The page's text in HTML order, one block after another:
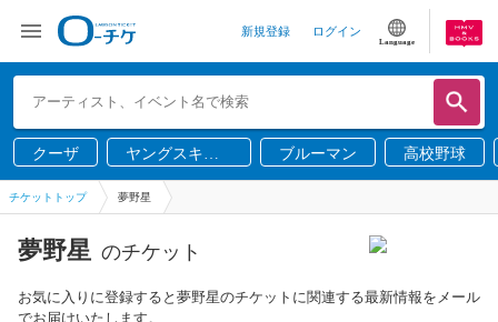
新規登録 ログイン
Language
クーザ
ヤングスキニ
ー
ブルーマン 高校野球
チケットトップ 夢野星
夢野星 のチケット
お気に入りに登録すると夢野星のチケットに関連する最新情報をメール
でお届けいたします。